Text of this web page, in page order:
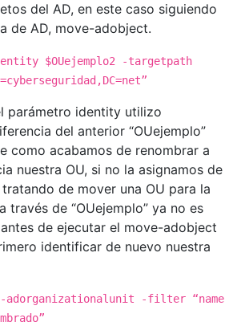
del AD, en este caso siguiendo
de AD, move-adobject.
$OUejemplo2 -targetpath
parámetro identity utilizo
del anterior “OUejemplo”
como acabamos de renombrar a
nuestra OU, si no la asignamos de
de mover una OU para la
través de “OUejemplo” ya no es
de ejecutar el move-adobject
identificar de nuevo nuestra
adorganizationalunit -filter “name